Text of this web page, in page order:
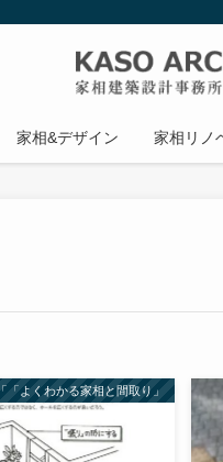
家相&デザイン 家相リノ
「よくわかる家相と間取り」